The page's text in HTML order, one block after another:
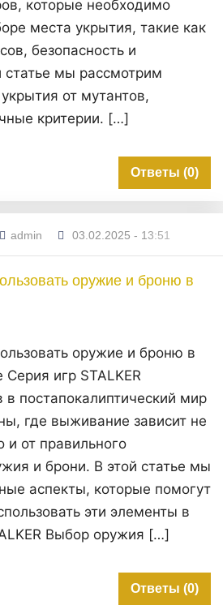
которые необходимо
места укрытия, такие как
безопасность и
статье мы рассмотрим
от мутантов,
критерии. […]
Ответы (0)
admin 03.02.2025 - 13:51
оружие и броню в
оружие и броню в
Серия игр STALKER
в постапокалиптический мир
где выживание зависит не
и от правильного
и брони. В этой статье мы
аспекты, которые помогут
эти элементы в
Выбор оружия […]
Ответы (0)